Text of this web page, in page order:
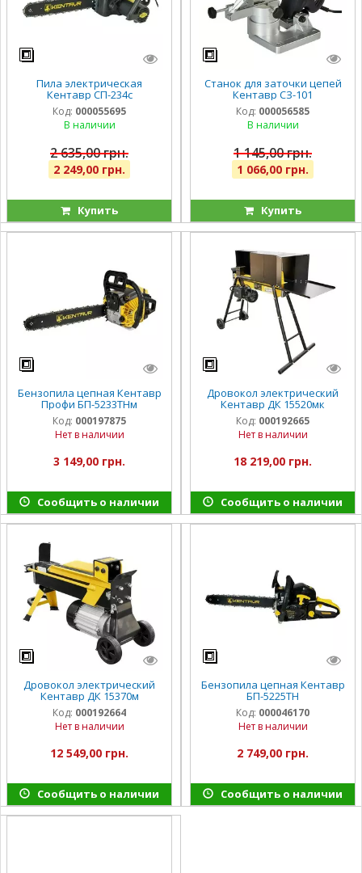
Пила электрическая
Кентавр СП-234c
Код: 000055695
В наличии
2 635,00 грн.
2 249,00 грн.
Купить
Станок для заточки цепей
Кентавр СЗ-101
Код: 000056585
В наличии
1 145,00 грн.
1 066,00 грн.
Купить
Бензопила цепная Кентавр
Профи БП-5233ТНм
Код: 000197875
Нет в наличии
3 149,00 грн.
Сообщить о наличии
Дровокол электрический
Кентавр ДК 15520мк
Код: 000192665
Нет в наличии
18 219,00 грн.
Сообщить о наличии
Дровокол электрический
Кентавр ДК 15370м
Код: 000192664
Нет в наличии
12 549,00 грн.
Сообщить о наличии
Бензопила цепная Кентавр
БП-5225ТН
Код: 000046170
Нет в наличии
2 749,00 грн.
Сообщить о наличии